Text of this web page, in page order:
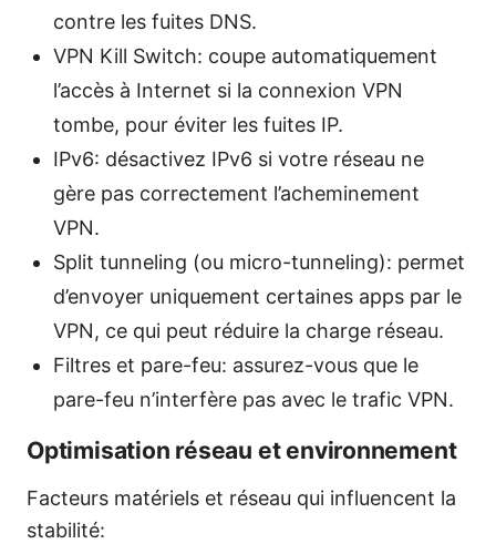
contre les fuites DNS.
VPN Kill Switch: coupe automatiquement
l’accès à Internet si la connexion VPN
tombe, pour éviter les fuites IP.
IPv6: désactivez IPv6 si votre réseau ne
gère pas correctement l’acheminement
VPN.
Split tunneling (ou micro-tunneling): permet
d’envoyer uniquement certaines apps par le
VPN, ce qui peut réduire la charge réseau.
Filtres et pare-feu: assurez-vous que le
pare-feu n’interfère pas avec le trafic VPN.
Optimisation réseau et environnement
Facteurs matériels et réseau qui influencent la
stabilité: